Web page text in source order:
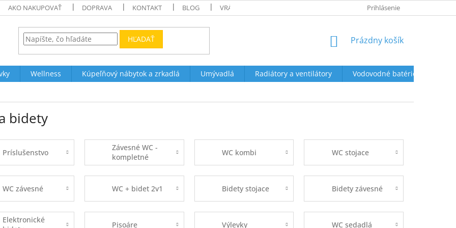
AKO NAKUPOVAŤ DOPRAVA KONTAKT BLOG VRÁTENIE A REKLAMÁCIE OBCHODNÉ PODMIENKY
Prihlásenie
HĽADAŤ
NÁKUPNÝ
Prázdny košík
Wellness Kúpeľňový nábytok a zrkadlá Umývadlá Radiátory a ventilátory
Vodovodné batérie a sprchy
bidety
Príslušenstvo
Závesné WC -
kompletné
sady
WC kombi WC stojace
WC závesné WC + bidet 2v1 Bidety stojace Bidety závesné
Elektronické
Pisoáre Výlevky WC sedadlá